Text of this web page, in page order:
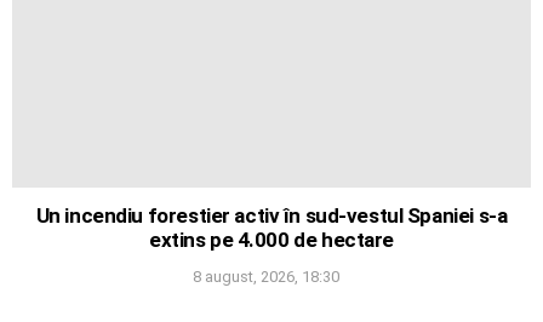
Un incendiu forestier activ în sud-vestul Spaniei s-a
extins pe 4.000 de hectare
8 august, 2026, 18:30